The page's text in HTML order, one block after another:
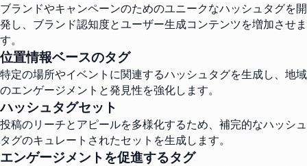
ブランドやキャンペーンのためのユニークなハッシュタグを開
発し、ブランド認知度とユーザー生成コンテンツを増加させま
す。
位置情報ベースのタグ
特定の場所やイベントに関連するハッシュタグを生成し、地域
のエンゲージメントと発見性を強化します。
ハッシュタグセット
投稿のリーチとアピールを多様化するため、補完的なハッシュ
タグのキュレートされたセットを生成します。
エンゲージメントを促進するタグ